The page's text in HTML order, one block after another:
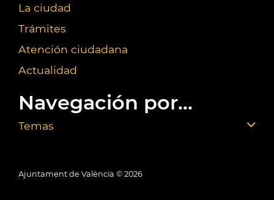
La ciudad
Trámites
Atención ciudadana
Actualidad
Navegación por...
Temas
Ajuntament de València © 2026